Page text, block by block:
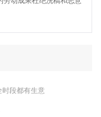
时段都有生意